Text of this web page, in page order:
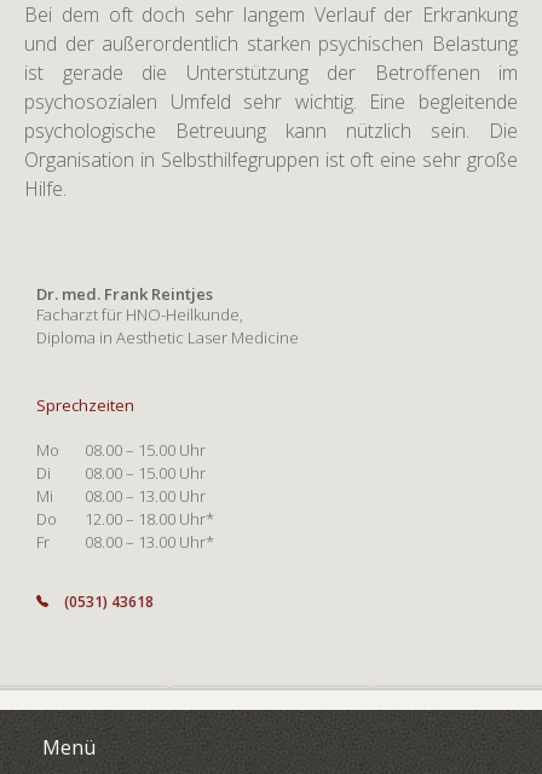
Bei dem oft doch sehr langem Verlauf der Erkrankung
und der außerordentlich starken psychischen Belastung
ist gerade die Unterstützung der Betroffenen im
psychosozialen Umfeld sehr wichtig. Eine begleitende
psychologische Betreuung kann nützlich sein. Die
Organisation in Selbsthilfegruppen ist oft eine sehr große
Hilfe.
Dr. med. Frank Reintjes
Facharzt für HNO-Heilkunde,
Diploma in Aesthetic Laser Medicine
Sprechzeiten
Mo
08.00 – 15.00 Uhr
Di
08.00 – 15.00 Uhr
Mi
08.00 – 13.00 Uhr
Do
12.00 – 18.00 Uhr*
Fr
08.00 – 13.00 Uhr*
(0531) 43618
Menü